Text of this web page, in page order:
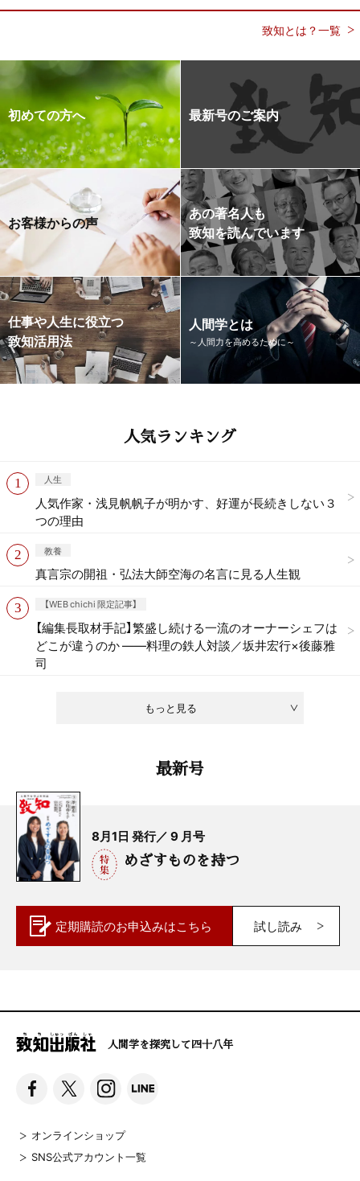
致知とは？一覧
初めての方へ 最新号のご案内
お客様からの声
あの著名人も
致知を読んでいます
仕事や人生に役立つ
致知活用法
人間学とは
～人間力を高めるために～
人気ランキング
もっと見る
人生
人気作家・浅見帆帆子が明かす、好運が長続きしない３
つの理由
教養
真言宗の開祖・弘法大師空海の名言に見る人生観
【WEB chichi 限定記事】
【編集長取材手記】繁盛し続ける一流のオーナーシェフは
どこが違うのか ——料理の鉄人対談／坂井宏行×後藤雅
司
最新号
8月1日 発行／ 9 月号
めざすものを持つ
定期購読のお申込みはこちら 試し読み
人間学を探究して四十八年
オンラインショップ
SNS公式アカウント一覧